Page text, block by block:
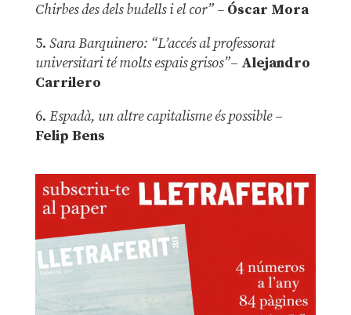
Chirbes des dels budells i el cor” –Óscar Mora
5. Sara Barquinero: “L’accés al professorat
universitari té molts espais grisos”– Alejandro
Carrilero
6. Espadà, un altre capitalisme és possible –
Felip Bens